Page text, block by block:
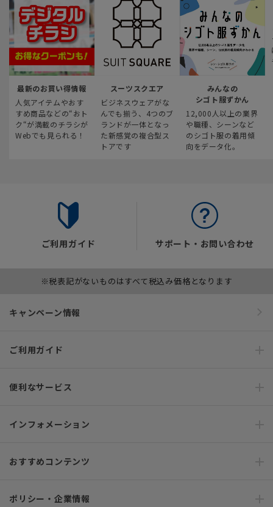
最新のお買い得情報
人気アイテムやおす
すめ商品などの“おト
ク“が満載のチラシが
Webでも見られる！
スーツスクエア
ビジネスウェアがな
んでも揃う、4つのブ
ランドが一体となっ
た新感覚の複合型ス
トアです
みんなの
シゴト服ずかん
12,000人以上の業界
や職種、シーンなど
のシゴト服の着用傾
向をデータ化。
ご利用ガイド サポート・お問い合わせ
※税表記がないものはすべて税込み価格となります
キャンペーン情報
ご利用ガイド
便利なサービス
インフォメーション
おすすめコンテンツ
ポリシー・企業情報